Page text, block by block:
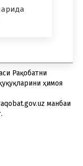
Рақобатни
ҳимоя
манбаи